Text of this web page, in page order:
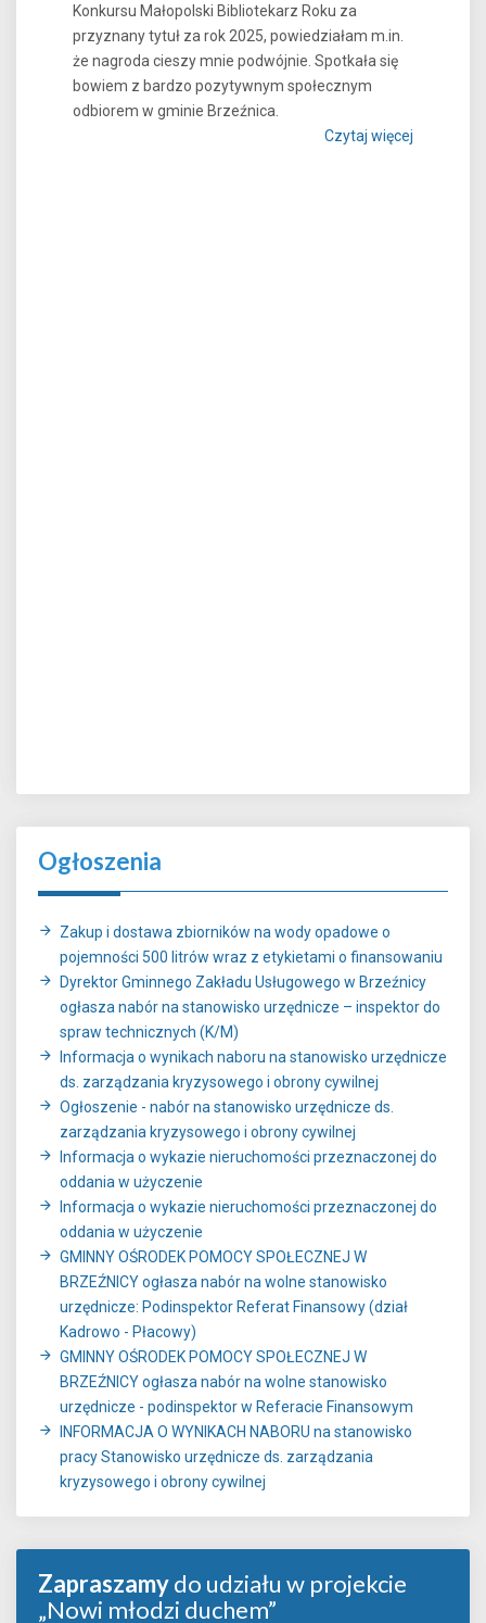
Konkursu Małopolski Bibliotekarz Roku za
przyznany tytuł za rok 2025, powiedziałam m.in.
że nagroda cieszy mnie podwójnie. Spotkała się
bowiem z bardzo pozytywnym społecznym
odbiorem w gminie Brzeźnica.
Czytaj więcej
Ogłoszenia
Zakup i dostawa zbiorników na wody opadowe o
pojemności 500 litrów wraz z etykietami o finansowaniu
Dyrektor Gminnego Zakładu Usługowego w Brzeźnicy
ogłasza nabór na stanowisko urzędnicze – inspektor do
spraw technicznych (K/M)
Informacja o wynikach naboru na stanowisko urzędnicze
ds. zarządzania kryzysowego i obrony cywilnej
Ogłoszenie - nabór na stanowisko urzędnicze ds.
zarządzania kryzysowego i obrony cywilnej
Informacja o wykazie nieruchomości przeznaczonej do
oddania w użyczenie
Informacja o wykazie nieruchomości przeznaczonej do
oddania w użyczenie
GMINNY OŚRODEK POMOCY SPOŁECZNEJ W
BRZEŹNICY ogłasza nabór na wolne stanowisko
urzędnicze: Podinspektor Referat Finansowy (dział
Kadrowo - Płacowy)
GMINNY OŚRODEK POMOCY SPOŁECZNEJ W
BRZEŹNICY ogłasza nabór na wolne stanowisko
urzędnicze - podinspektor w Referacie Finansowym
INFORMACJA O WYNIKACH NABORU na stanowisko
pracy Stanowisko urzędnicze ds. zarządzania
kryzysowego i obrony cywilnej
Zapraszamydo udziału w projekcie
„Nowi młodzi duchem”